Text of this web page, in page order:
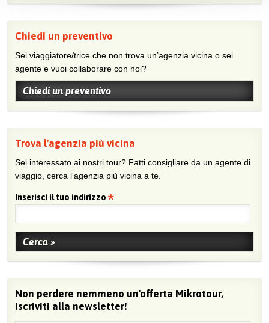
Chiedi un preventivo
Sei viaggiatore/trice che non trova un’agenzia vicina o sei
agente e vuoi collaborare con noi?
Chiedi un preventivo
Trova l'agenzia più vicina
Sei interessato ai nostri tour? Fatti consigliare da un agente di
viaggio, cerca l'agenzia più vicina a te.
Inserisci il tuo indirizzo
Non perdere nemmeno un'offerta Mikrotour,
iscriviti alla newsletter!